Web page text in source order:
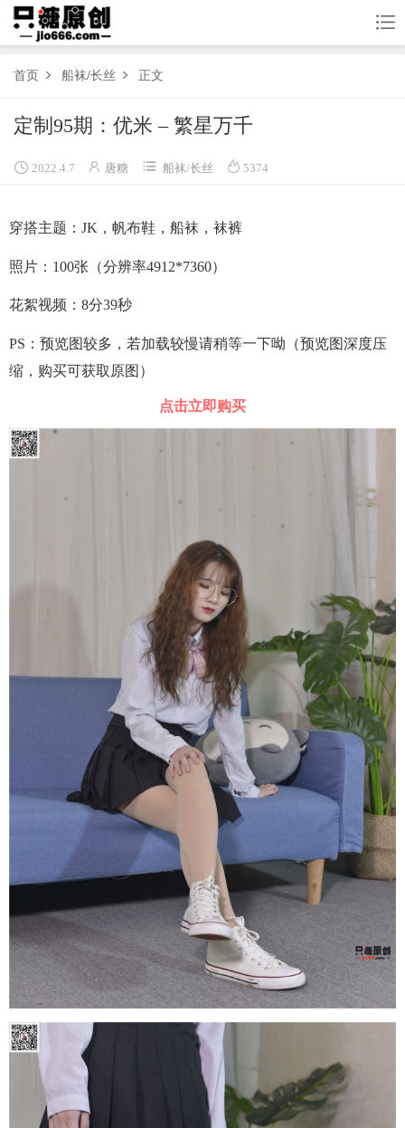

首页
长丝
短丝
果足
联系
购买图集
首页  船袜/长丝  正文
定制95期：优米 – 繁星万千
 2022.4.7  唐糖  船袜/长丝  5374
穿搭主题：JK，帆布鞋，船袜，袜裤
照片：100张（分辨率4912*7360）
花絮视频：8分39秒
PS：预览图较多，若加载较慢请稍等一下呦（预览图深度压
缩，购买可获取原图）
点击立即购买